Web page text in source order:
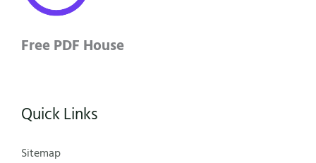
Free PDF House
Quick Links
Sitemap